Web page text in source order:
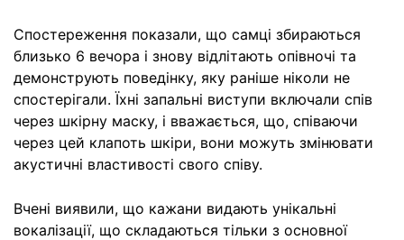
Спостереження показали, що самці збираються
близько 6 вечора і знову відлітають опівночі та
демонструють поведінку, яку раніше ніколи не
спостерігали. Їхні запальні виступи включали спів
через шкірну маску, і вважається, що, співаючи
через цей клапоть шкіри, вони можуть змінювати
акустичні властивості свого співу.
Вчені виявили, що кажани видають унікальні
вокалізації, що складаються тільки з основної